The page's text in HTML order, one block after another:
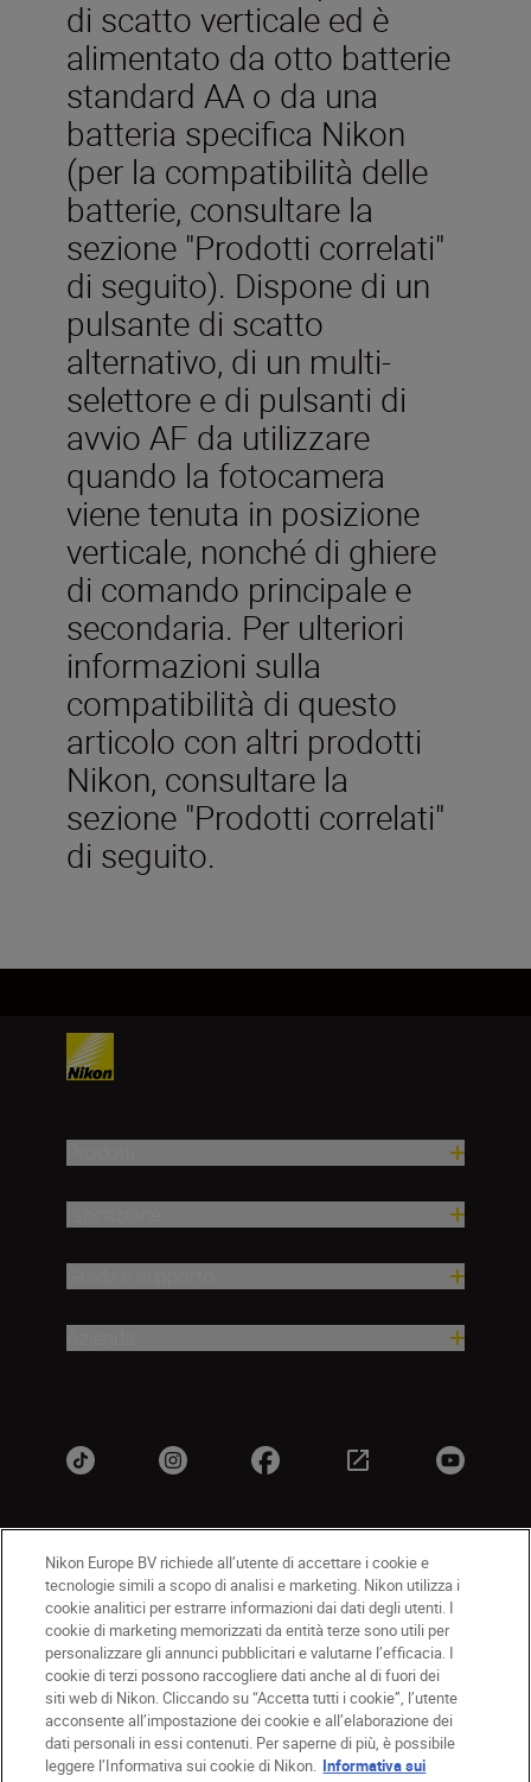
di scatto verticale ed è
alimentato da otto batterie
standard AA o da una
batteria specifica Nikon
(per la compatibilità delle
batterie, consultare la
sezione "Prodotti correlati"
di seguito). Dispone di un
pulsante di scatto
alternativo, di un multi-
selettore e di pulsanti di
avvio AF da utilizzare
quando la fotocamera
viene tenuta in posizione
verticale, nonché di ghiere
di comando principale e
secondaria. Per ulteriori
informazioni sulla
compatibilità di questo
articolo con altri prodotti
Nikon, consultare la
sezione "Prodotti correlati"
di seguito.
IT Nikon Sites
Contattateci
Informativa sulla privacy
Termini di utilizzo
Informativa sui cookie
Impostazioni dei cookie
© 2026 Nikon
Back to top
Nikon Europe BV richiede all’utente di accettare i cookie e
tecnologie simili a scopo di analisi e marketing. Nikon utilizza i
cookie analitici per estrarre informazioni dai dati degli utenti. I
cookie di marketing memorizzati da entità terze sono utili per
personalizzare gli annunci pubblicitari e valutarne l’efficacia. I
cookie di terzi possono raccogliere dati anche al di fuori dei
siti web di Nikon. Cliccando su “Accetta tutti i cookie”, l’utente
acconsente all’impostazione dei cookie e all’elaborazione dei
dati personali in essi contenuti. Per saperne di più, è possibile
leggere l’Informativa sui cookie di Nikon. Informativa sui